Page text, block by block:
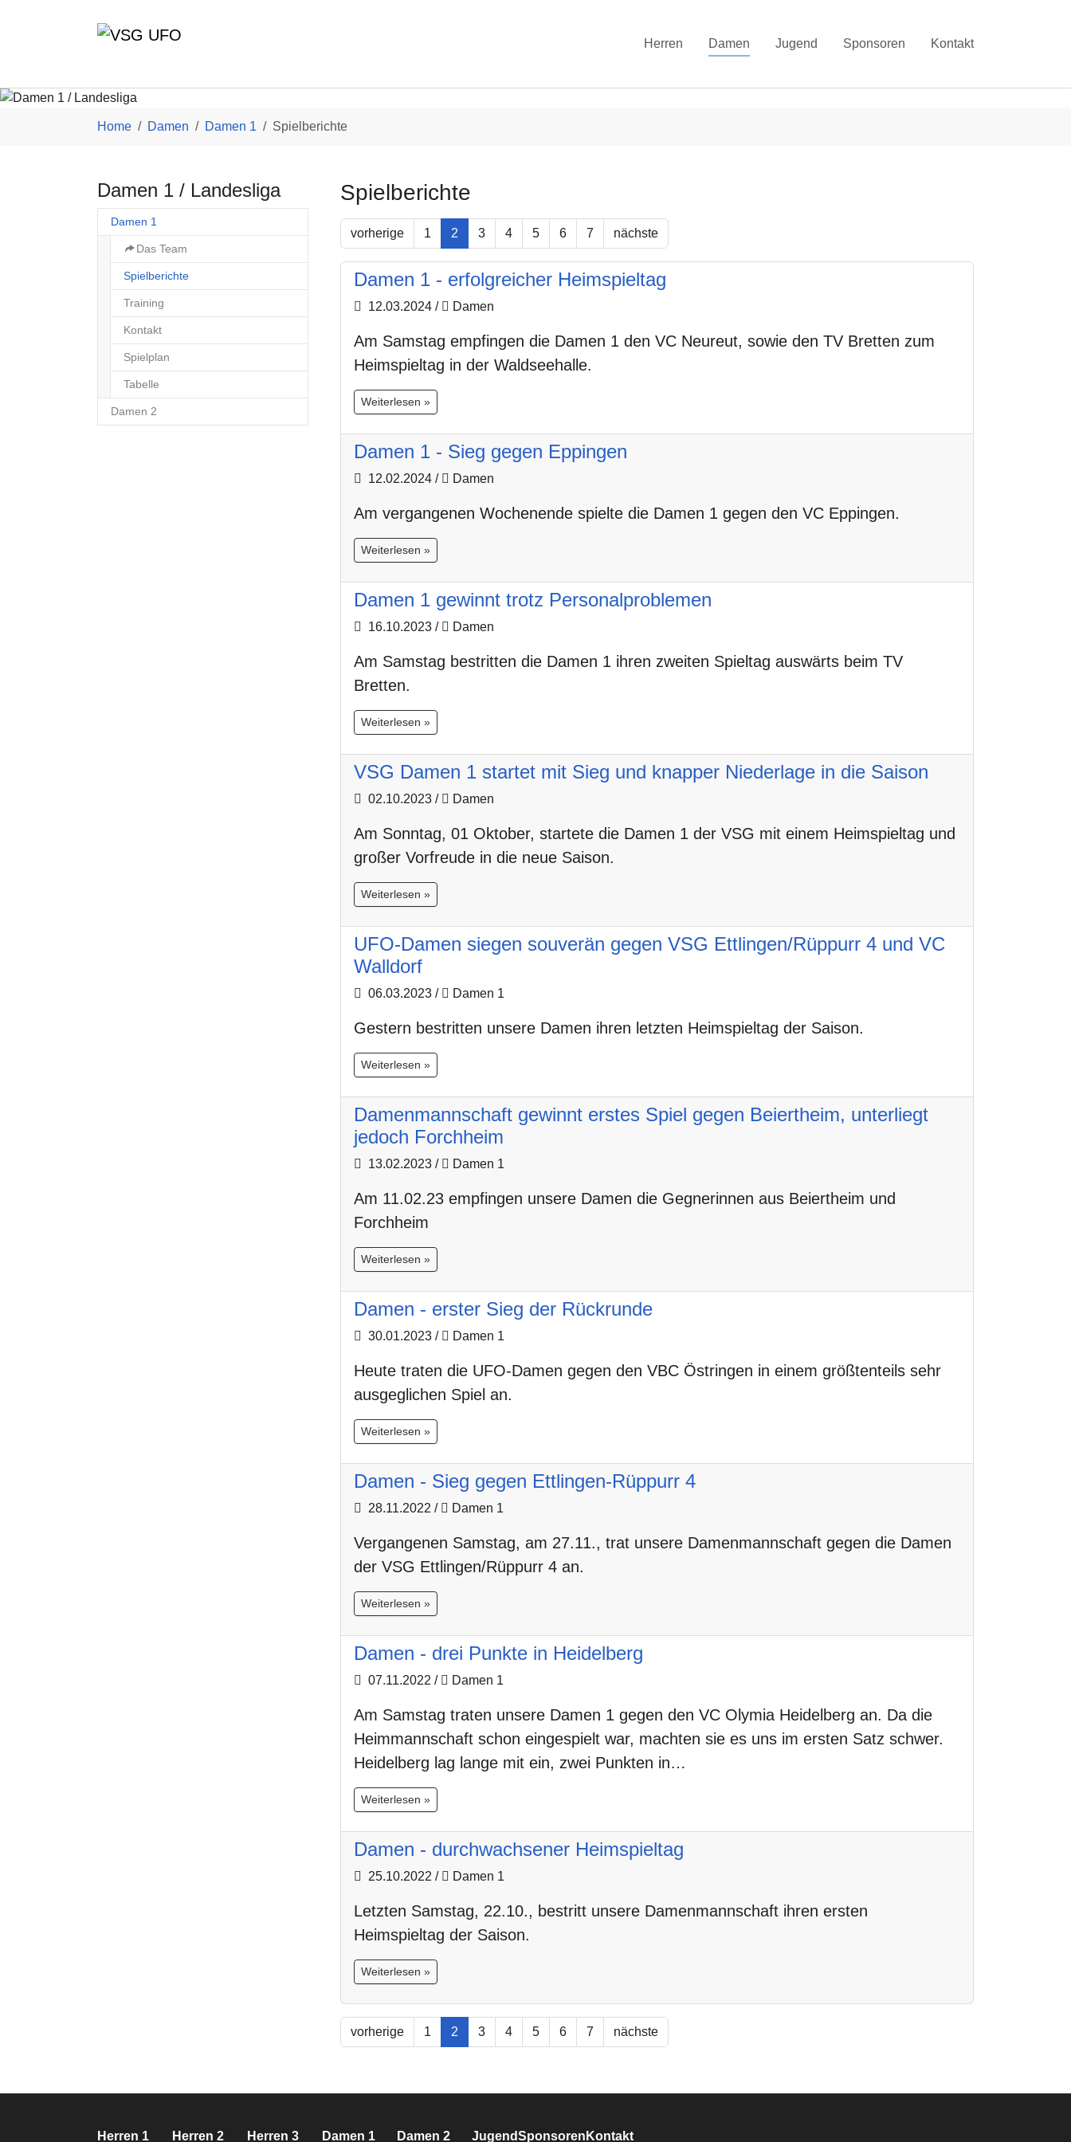
Skip to main content
Herren Damen Jugend Sponsoren Kontakt
Home Damen Damen 1 Spielberichte
Damen 1 / Landesliga
Damen 1
Das Team
Spielberichte(current)
Training
Kontakt
Spielplan
Tabelle
Damen 2
Spielberichte
vorherige 1 2 3 4 5 6 7 nächste
Damen 1 - erfolgreicher Heimspieltag
12.03.2024 / Damen
Am Samstag empfingen die Damen 1 den VC Neureut, sowie den TV Bretten zum
Heimspieltag in der Waldseehalle.
Weiterlesen »
Damen 1 - Sieg gegen Eppingen
12.02.2024 / Damen
Am vergangenen Wochenende spielte die Damen 1 gegen den VC Eppingen.
Weiterlesen »
Damen 1 gewinnt trotz Personalproblemen
16.10.2023 / Damen
Am Samstag bestritten die Damen 1 ihren zweiten Spieltag auswärts beim TV
Bretten.
Weiterlesen »
VSG Damen 1 startet mit Sieg und knapper Niederlage in die Saison
02.10.2023 / Damen
Am Sonntag, 01 Oktober, startete die Damen 1 der VSG mit einem Heimspieltag und
großer Vorfreude in die neue Saison.
Weiterlesen »
UFO-Damen siegen souverän gegen VSG Ettlingen/Rüppurr 4 und VC
Walldorf
06.03.2023 / Damen 1
Gestern bestritten unsere Damen ihren letzten Heimspieltag der Saison.
Weiterlesen »
Damenmannschaft gewinnt erstes Spiel gegen Beiertheim, unterliegt
jedoch Forchheim
13.02.2023 / Damen 1
Am 11.02.23 empfingen unsere Damen die Gegnerinnen aus Beiertheim und
Forchheim
Weiterlesen »
Damen - erster Sieg der Rückrunde
30.01.2023 / Damen 1
Heute traten die UFO-Damen gegen den VBC Östringen in einem größtenteils sehr
ausgeglichen Spiel an.
Weiterlesen »
Damen - Sieg gegen Ettlingen-Rüppurr 4
28.11.2022 / Damen 1
Vergangenen Samstag, am 27.11., trat unsere Damenmannschaft gegen die Damen
der VSG Ettlingen/Rüppurr 4 an.
Weiterlesen »
Damen - drei Punkte in Heidelberg
07.11.2022 / Damen 1
Am Samstag traten unsere Damen 1 gegen den VC Olymia Heidelberg an. Da die
Heimmannschaft schon eingespielt war, machten sie es uns im ersten Satz schwer.
Heidelberg lag lange mit ein, zwei Punkten in…
Weiterlesen »
Damen - durchwachsener Heimspieltag
25.10.2022 / Damen 1
Letzten Samstag, 22.10., bestritt unsere Damenmannschaft ihren ersten
Heimspieltag der Saison.
Weiterlesen »
vorherige 1 2 3 4 5 6 7 nächste
Herren 1 Herren 2 Herren 3 Damen 1 Damen 2 JugendSponsoren Kontakt